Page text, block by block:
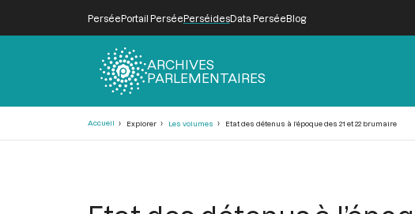
PerséePortail PerséePerséidesData PerséeBlog
ARCHIVES
PARLEMENTAIRES
Accueil Explorer Les volumes Etat des détenus à l’époque des 21 et 22 brumaire